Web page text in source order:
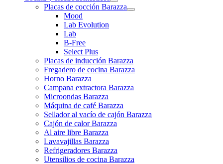
Placas de cocción Barazza
Mood
Lab Evolution
Lab
B-Free
Select Plus
Placas de inducción Barazza
Fregadero de cocina Barazza
Horno Barazza
Campana extractora Barazza
Microondas Barazza
Máquina de café Barazza
Sellador al vacío de cajón Barazza
Cajón de calor Barazza
Al aire libre Barazza
Lavavajillas Barazza
Refrigeradores Barazza
Utensilios de cocina Barazza